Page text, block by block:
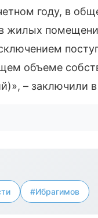
году, в
жилых
объеме
– заключили
#Ибрагимов